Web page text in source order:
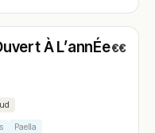
À L’annÉe€€
Paella